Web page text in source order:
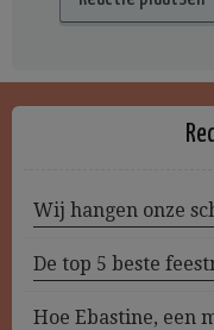
Wij hangen onze
De top 5 beste
Hoe Ebastine, een